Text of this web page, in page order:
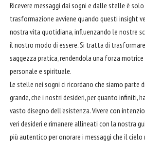
Ricevere messaggi dai sogni e dalle stelle è
trasformazione avviene quando questi insight
nostra vita quotidiana, influenzando le nostre
il nostro modo di essere. Si tratta di
saggezza pratica, rendendola una forza
personale e spirituale.
Le stelle nei sogni ci ricordano che siamo parte
grande, che i nostri desideri, per quanto infiniti,
vasto disegno dell'esistenza. Vivere con
veri desideri e rimanere allineati con la nostra
più autentico per onorare i messaggi che il